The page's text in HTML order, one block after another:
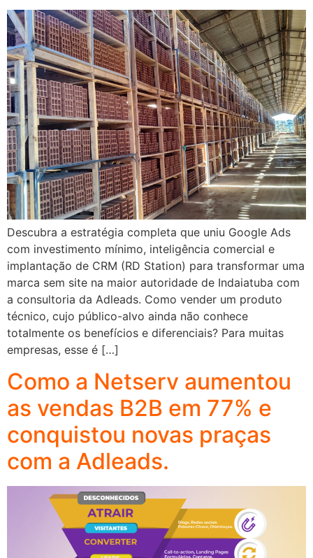
Descubra a estratégia completa que uniu Google Ads
com investimento mínimo, inteligência comercial e
implantação de CRM (RD Station) para transformar uma
marca sem site na maior autoridade de Indaiatuba com
a consultoria da Adleads. Como vender um produto
técnico, cujo público-alvo ainda não conhece
totalmente os benefícios e diferenciais? Para muitas
empresas, esse é […]
Como a Netserv aumentou
as vendas B2B em 77% e
conquistou novas praças
com a Adleads.